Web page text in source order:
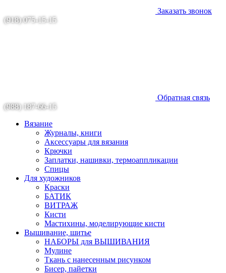
Заказать звонок
(918) 075-15-15
Обратная связь
(988) 187-66-15
Вязание
Журналы, книги
Аксессуары для вязания
Крючки
Заплатки, нашивки, термоаппликации
Спицы
Для художников
Краски
БАТИК
ВИТРАЖ
Кисти
Мастихины, моделирующие кисти
Вышивание, шитье
НАБОРЫ для ВЫШИВАНИЯ
Мулине
Ткань с нанесенным рисунком
Бисер, пайетки